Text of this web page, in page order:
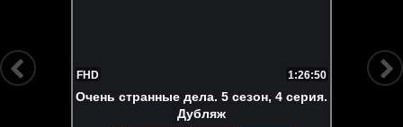
FHD 1:26:50
Очень странные дела. 5 сезон, 4 серия.
Дубляж